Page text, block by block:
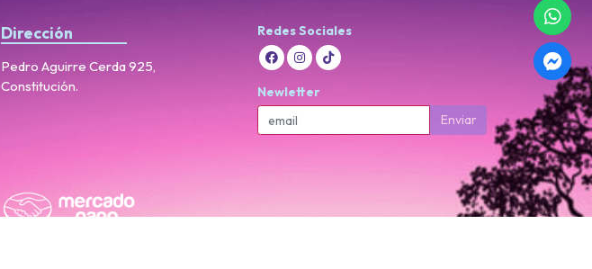
Dirección
Pedro Aguirre Cerda 925,
Constitución.
Redes Sociales
Newletter
Enviar